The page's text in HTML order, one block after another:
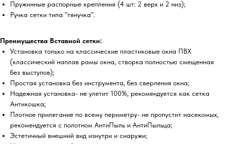
Пружинные распорные крепления (4 шт: 2 верх и 2 низ);
Ручка сетки типа "тянучка".
Преимущества Вставной сетки:
Установка только на классические пластиковые окна ПВХ
(классический наплав рамы окна, створка полностью смещенная
без выступов);
Простая установка без инструмента, без сверления окна;
Надежная установка- не улетит 100%, рекомендуется как сетка
Антикошка;
Плотное прилегание по всему периметру- не пропустит насекомых,
рекомендуется с полотном АнтиПыль и АнтиПыльца;
Эстетичный внешний вид изнутри и снаружи;